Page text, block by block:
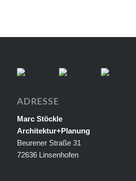
ADRESSE
Marc Stöckle
Architektur+Planung
Beurener Straße 31
72636 Linsenhofen